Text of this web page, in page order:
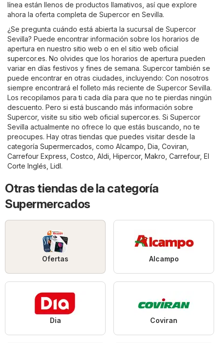
línea están llenos de productos llamativos, así que explore
ahora la oferta completa de Supercor en Sevilla.
¿Se pregunta cuándo está abierta la sucursal de Supercor
Sevilla? Puede encontrar información sobre los horarios de
apertura en nuestro sitio web o en el sitio web oficial
supercor.es. No olvides que los horarios de apertura pueden
variar en días festivos y fines de semana. Supercor también se
puede encontrar en otras ciudades, incluyendo: Con nosotros
siempre encontrará el folleto más reciente de Supercor Sevilla.
Los recopilamos para ti cada día para que no te pierdas ningún
descuento. Pero si está buscando más información sobre
Supercor, visite su sitio web oficial supercor.es. Si Supercor
Sevilla actualmente no ofrece lo que estás buscando, no te
preocupes. Hay otras tiendas que puedes visitar desde la
categoría Supermercados , como Alcampo Dia Coviran
Carrefour Express Costco Aldi Hipercor, Makro Carrefour, El
Corte Inglés Lidl.
Otras tiendas de la categoría
Supermercados
Ofertas Alcampo
Dia Coviran